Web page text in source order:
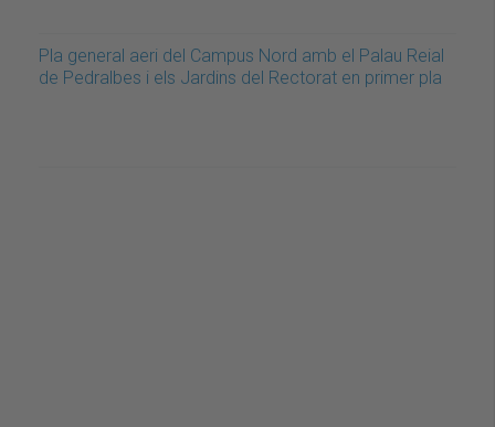
Pla general aeri del Campus Nord amb el Palau Reial
de Pedralbes i els Jardins del Rectorat en primer pla